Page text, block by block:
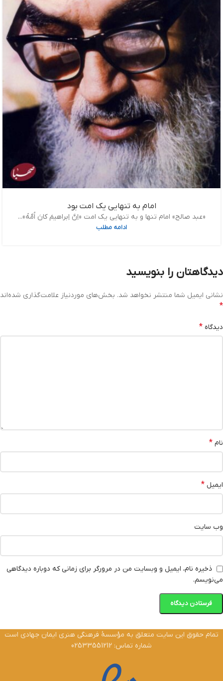
امام به تنهایی یک امت بود
«عبد صالح» امام تنها و به تنهایی یک امت «اِنَّ اِبر‌اهیمَ کانَ اُمَّهً»...
ادامه مطلب
دیدگاهتان را بنویسید
نشانی ایمیل شما منتشر نخواهد شد. بخش‌های موردنیاز علامت‌گذاری شده‌اند
*
دیدگاه *
نام *
ایمیل *
وب‌ سایت
ذخیره نام، ایمیل و وبسایت من در مرورگر برای زمانی که دوباره دیدگاهی
می‌نویسم.
تمام حقوق این سایت متعلق به مؤسسۀ فرهنگی هنری ایمان جهادی است
شماره تماس: 02533551212